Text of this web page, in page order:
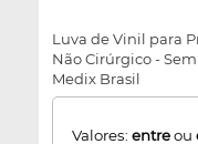
Luva de Vinil para
Não Cirúrgico -
Medix Brasil
Valores: entreou